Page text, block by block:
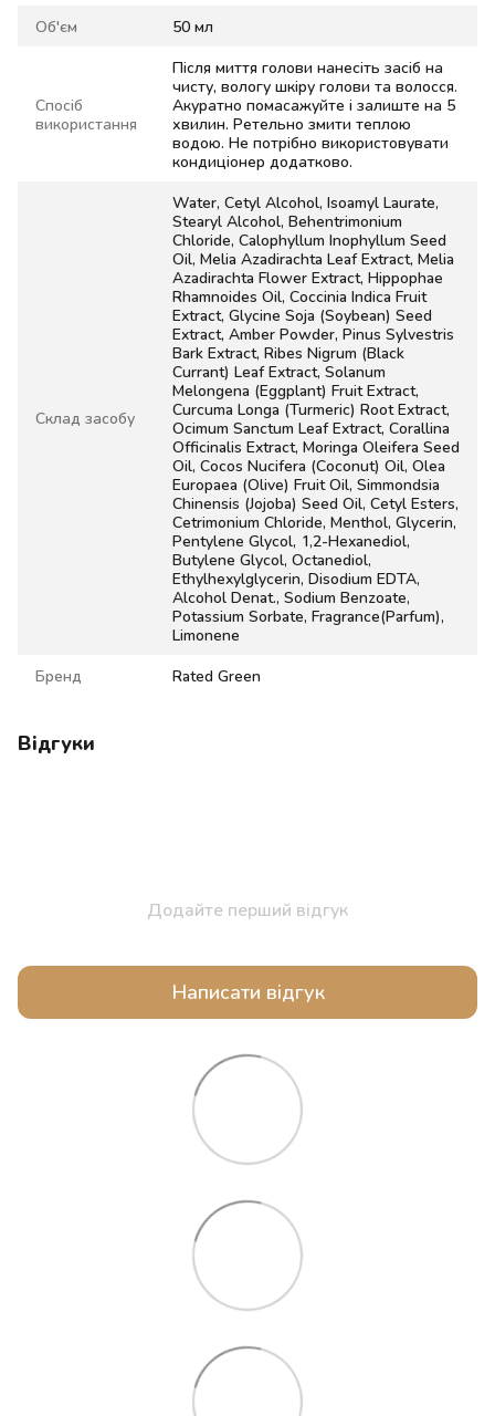
Об'єм 50 мл
Спосіб
використання
Після миття голови нанесіть засіб на
чисту, вологу шкіру голови та волосся.
Акуратно помасажуйте і залиште на 5
хвилин. Ретельно змити теплою
водою. Не потрібно використовувати
кондиціонер додатково.
Склад засобу
Water, Cetyl Alcohol, Isoamyl Laurate,
Stearyl Alcohol, Behentrimonium
Chloride, Calophyllum Inophyllum Seed
Oil, Melia Azadirachta Leaf Extract, Melia
Azadirachta Flower Extract, Hippophae
Rhamnoides Oil, Coccinia Indica Fruit
Extract, Glycine Soja (Soybean) Seed
Extract, Amber Powder, Pinus Sylvestris
Bark Extract, Ribes Nigrum (Black
Currant) Leaf Extract, Solanum
Melongena (Eggplant) Fruit Extract,
Curcuma Longa (Turmeric) Root Extract,
Ocimum Sanctum Leaf Extract, Corallina
Officinalis Extract, Moringa Oleifera Seed
Oil, Cocos Nucifera (Coconut) Oil, Olea
Europaea (Olive) Fruit Oil, Simmondsia
Chinensis (Jojoba) Seed Oil, Cetyl Esters,
Cetrimonium Chloride, Menthol, Glycerin,
Pentylene Glycol, 1,2-Hexanediol,
Butylene Glycol, Octanediol,
Ethylhexylglycerin, Disodium EDTA,
Alcohol Denat., Sodium Benzoate,
Potassium Sorbate, Fragrance(Parfum),
Limonene
Бренд Rated Green
Відгуки
Додайте перший відгук
Написати відгук